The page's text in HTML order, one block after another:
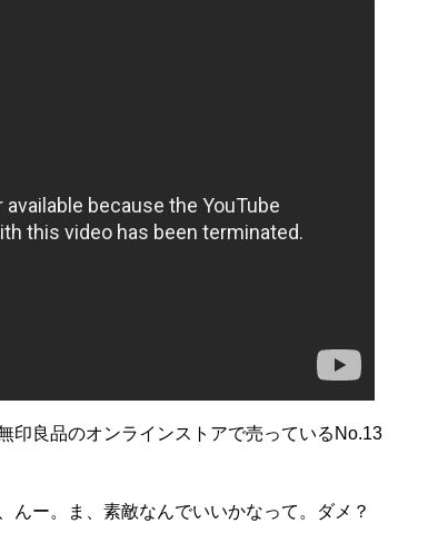
印良品のオンラインストアで売っているNo.13
んー。ま、素敵なんでいいかなって。ダメ？